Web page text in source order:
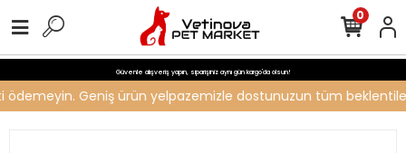
Güvenle alışveriş yapın, siparişiniz aynı gün kargo'da olsun!
Geniş ürün yelpazemizle dostunuzun tüm
0